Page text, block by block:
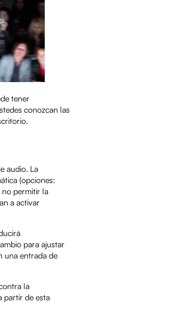
tener
conozcan las
audio. La
(opciones:
permitir la
a activar
para ajustar
una entrada de
la
partir de esta